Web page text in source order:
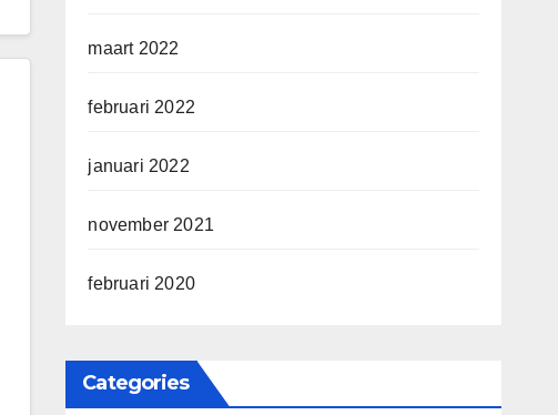
maart 2022
februari 2022
januari 2022
november 2021
februari 2020
Categories